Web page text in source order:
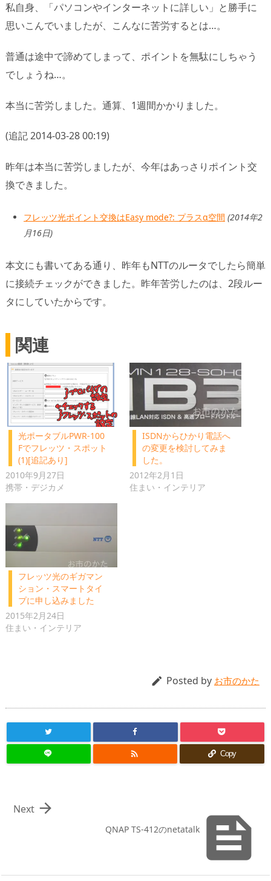
私自身、「パソコンやインターネットに詳しい」と勝手に
思いこんでいましたが、こんなに苦労するとは…。
普通は途中で諦めてしまって、ポイントを無駄にしちゃう
でしょうね…。
本当に苦労しました。通算、1週間かかりました。
(追記 2014-03-28 00:19)
昨年は本当に苦労しましたが、今年はあっさりポイント交
換できました。
フレッツ光ポイント交換はEasy mode?: プラスα空間 (2014年2
月16日)
本文にも書いてある通り、昨年もNTTのルータでしたら簡単
に接続チェックができました。昨年苦労したのは、2段ルー
タにしていたからです。
関連
光ポータブルPWR-100
Fでフレッツ・スポット
(1)[追記あり]
2010年9月27日
携帯・デジカメ
ISDNからひかり電話へ
の変更を検討してみま
した。
2012年2月1日
住まい・インテリア
フレッツ光のギガマン
ション・スマートタイ
プに申し込みました
2015年2月24日
住まい・インテリア
 Posted by お市のかた
 Copy

QNAP TS-412のnetatalk

Next